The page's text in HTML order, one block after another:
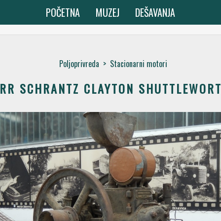
POČETNA MUZEJ DEŠAVANJA
Poljoprivreda > Stacionarni motori
SCHRANTZ CLAYTON